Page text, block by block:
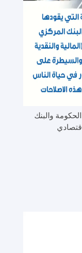
والبنك